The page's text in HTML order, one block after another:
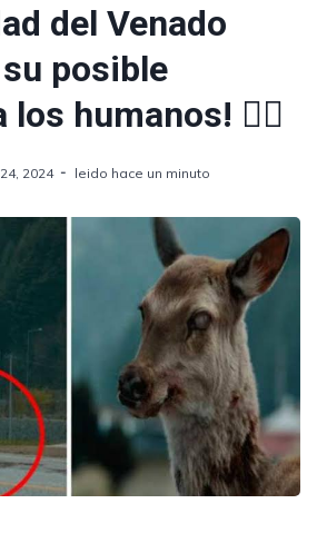
del Venado
posible
los humanos! 🧟‍♂️
2024 leido hace un minuto